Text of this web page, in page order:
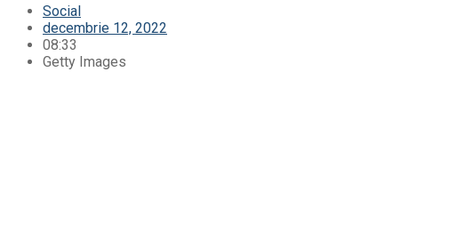
Social
decembrie 12, 2022
08:33
Getty Images